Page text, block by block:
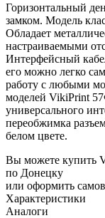
Горизонтальный
замком. Модель
Обладает
настраиваемыми
Интерфейсный
его можно легко
работу с любыми
моделей VikiPrint
универсального
переобжимка
белом цвете.
Вы можете купить
по Донецку
или оформить
Характеристики
Аналоги